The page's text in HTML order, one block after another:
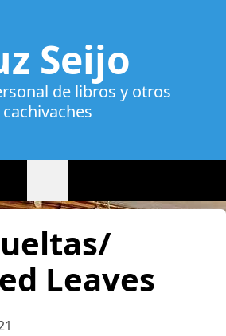
Seijo
de libros y otros
cachivaches
Leaves